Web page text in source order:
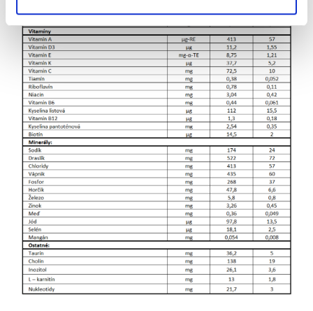
Pripravené jedlo spotrebujte do 2 hodín, potom zlikvidujte.
Neohrievajte v mikrovlnnej rúre, hrozí obarenie dieťaťa.
Príprava:Mlieko pripravujte najviac 1 hodinu pred kŕmením.
Používajte len vopred prevarenú alebo balenú vodu. Používajte
len priloženú odmerku. 1. Dôkladne si umyte ruky a uistite sa, že
fľaša a cumlík sú čisté a sterilizované. 2. Naplňte fľašu
správnym množstvom vody ohriatej na približne 40°C. 3. Do
vody pridajte uvedený počet zarovnaných odmeriek. 4. Fľašu
uzavrite a opatrne pretrepte, kým sa prášok nerozpustí. 5. Kým
podáte pripravené mlieko svojmu dieťaťu, otestujte teplotu
mlieka na vnútornej strane zápästia. 6. Pred vložením odmerky
späť do uzáveru sa uistite, že je čistá a suchá. Pred
uskladnením plechovku riadne uzavrite. Po kŕmení vylejte
nedopité mlieko z fľaše, a dôkladne umyte fľašu a cumlík.
Skladujtena chladnom a suchom mieste pred a po otvorení
(nie v chladničke).
Minimálna trvanlivosť do:viď dno plechovky.
Spotrebujte do4 týždňov po otvorení. Balené v ochrannej
atmosfére
Predávajúci:Simply nature, s.r.o., V zahrádkách 1952/50, 130 00
Praha, Česká republika.